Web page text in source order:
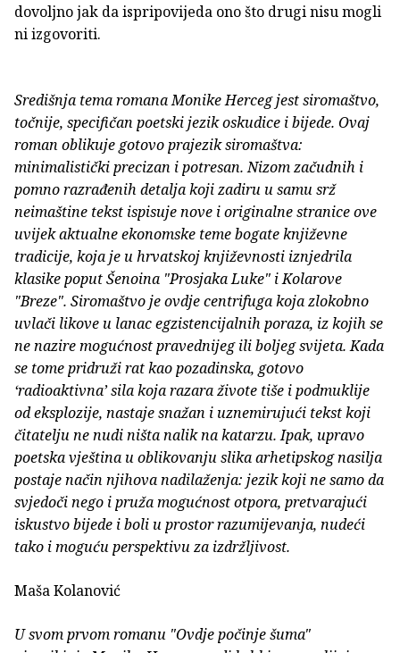
dovoljno jak da ispripovijeda ono što drugi nisu mogli
ni izgovoriti.
Središnja tema romana Monike Herceg jest siromaštvo,
točnije, specifičan poetski jezik oskudice i bijede. Ovaj
roman oblikuje gotovo prajezik siromaštva:
minimalistički precizan i potresan. Nizom začudnih i
pomno razrađenih detalja koji zadiru u samu srž
neimaštine tekst ispisuje nove i originalne stranice ove
uvijek aktualne ekonomske teme bogate književne
tradicije, koja je u hrvatskoj književnosti iznjedrila
klasike poput Šenoina "Prosjaka Luke" i Kolarove
"Breze". Siromaštvo je ovdje centrifuga koja zlokobno
uvlači likove u lanac egzistencijalnih poraza, iz kojih se
ne nazire mogućnost pravednijeg ili boljeg svijeta. Kada
se tome pridruži rat kao pozadinska, gotovo
‘radioaktivna’ sila koja razara živote tiše i podmuklije
od eksplozije, nastaje snažan i uznemirujući tekst koji
čitatelju ne nudi ništa nalik na katarzu. Ipak, upravo
poetska vještina u oblikovanju slika arhetipskog nasilja
postaje način njihova nadilaženja: jezik koji ne samo da
svjedoči nego i pruža mogućnost otpora, pretvarajući
iskustvo bijede i boli u prostor razumijevanja, nudeći
tako i moguću perspektivu za izdržljivost.
Maša Kolanović
U svom prvom romanu "Ovdje počinje šuma"